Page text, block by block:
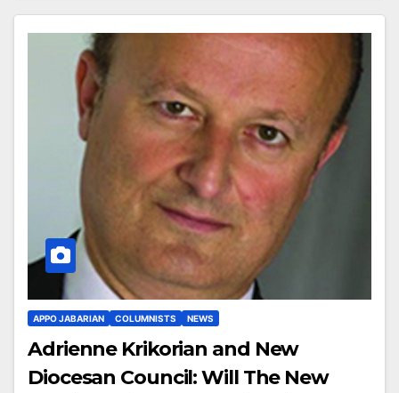
APPO JABARIAN COLUMNISTS NEWS
Adrienne Krikorian and New
Diocesan Council: Will The New